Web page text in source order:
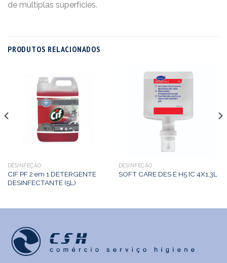
de múltiplas superfícies.
PRODUTOS RELACIONADOS
DESINFEÇÃO
CIF PF 2 em 1 DETERGENTE
DESINFECTANTE (5L)
DESINFEÇÃO
SOFT CARE DES E H5 IC 4X1,3L